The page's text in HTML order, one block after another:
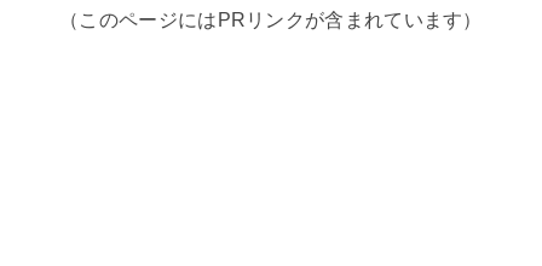
（このページにはPRリンクが含まれています）